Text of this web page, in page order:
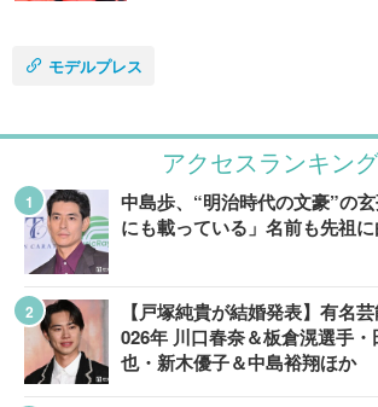
モデルプレス
アクセスランキング
中島歩、“明治時代の文豪”の
にも載っている」名前も先祖
【戸塚純貴が結婚発表】有名
026年 川口春奈＆板倉滉選手
也・新木優子＆中島裕翔ほか